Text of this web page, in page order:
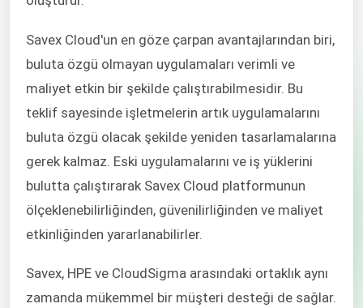
Savex Cloud'un en göze çarpan avantajlarından biri,
buluta özgü olmayan uygulamaları verimli ve
maliyet etkin bir şekilde çalıştırabilmesidir. Bu
teklif sayesinde işletmelerin artık uygulamalarını
buluta özgü olacak şekilde yeniden tasarlamalarına
gerek kalmaz. Eski uygulamalarını ve iş yüklerini
bulutta çalıştırarak Savex Cloud platformunun
ölçeklenebilirliğinden, güvenilirliğinden ve maliyet
etkinliğinden yararlanabilirler.
Savex, HPE ve CloudSigma arasındaki ortaklık aynı
zamanda mükemmel bir müşteri desteği de sağlar.